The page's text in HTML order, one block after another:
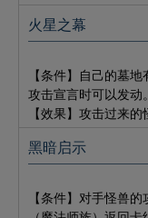
火星之幕
【条件】自己的墓
攻击宣言时可以发动。
【效果】攻击过来
黑暗启示
【条件】对手怪兽